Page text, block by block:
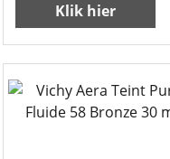
Klik hier